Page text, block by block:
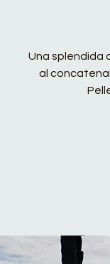
Una splendida
al